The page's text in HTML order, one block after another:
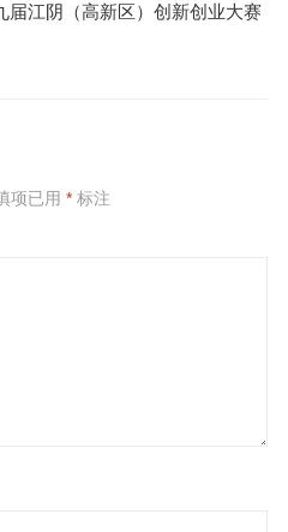
江阴（高新区）创新创业大赛
项已用 *标注